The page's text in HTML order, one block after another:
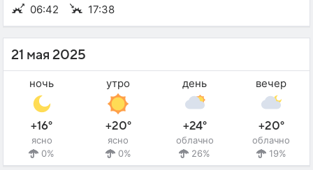
06:42 17:38
21 мая 2025
ночь
+16°
ясно
0%
утро
+20°
ясно
0%
день
+24°
облачно
26%
вечер
+20°
облачно
19%